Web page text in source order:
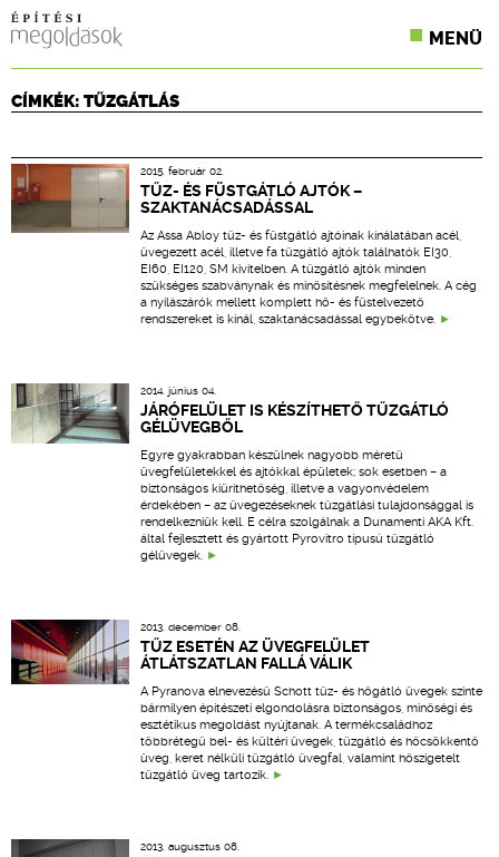
MENÜ
KONFERENCIÁK
CPR TERMÉKKIÍRÁS
ÉPÍTÉSI JOG
ONLINE KÉPZÉSEK
TERVEZÉSI SEGÉDLETEK
CÍMKÉK: TŰZGÁTLÁS
2015. február 02.
TŰZ- ÉS FÜSTGÁTLÓ AJTÓK –
SZAKTANÁCSADÁSSAL
Az Assa Abloy tűz- és füstgátló ajtóinak kínálatában acél,
üvegezett acél, illetve fa tűzgátló ajtók találhatók EI30,
EI60, EI120, SM kivitelben. A tűzgátló ajtók minden
szükséges szabványnak és minősítésnek megfelelnek. A cég
a nyílászárók mellett komplett hő- és füstelvezető
rendszereket is kínál, szaktanácsadással egybekötve.
2014. június 04.
JÁRÓFELÜLET IS KÉSZÍTHETŐ TŰZGÁTLÓ
GÉLÜVEGBŐL
Egyre gyakrabban készülnek nagyobb méretű
üvegfelületekkel és ajtókkal épületek; sok esetben – a
biztonságos kiüríthetőség, illetve a vagyonvédelem
érdekében – az üvegezéseknek tűzgátlási tulajdonsággal is
rendelkezniük kell. E célra szolgálnak a Dunamenti AKA Kft.
által fejlesztett és gyártott Pyrovitro típusú tűzgátló
gélüvegek.
2013. december 08.
TŰZ ESETÉN AZ ÜVEGFELÜLET
ÁTLÁTSZATLAN FALLÁ VÁLIK
A Pyranova elnevezésű Schott tűz- és hőgátló üvegek szinte
bármilyen építészeti elgondolásra biztonságos, minőségi és
esztétikus megoldást nyújtanak. A termékcsaládhoz
többrétegű bel- és kültéri üvegek, tűzgátló és hőcsökkentő
üveg, keret nélküli tűzgátló üvegfal, valamint hőszigetelt
tűzgátló üveg tartozik.
2013. augusztus 08.